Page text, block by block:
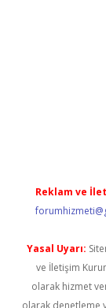
Reklam ve
Yasal Uyarı:
ve İletişim
olarak hizmet
olarak denetleme